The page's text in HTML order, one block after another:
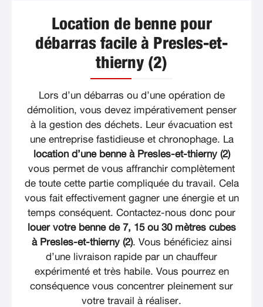
Location de benne pour
débarras facile à Presles-et-
thierny (2)
Lors d’un débarras ou d’une opération de
démolition, vous devez impérativement penser
à la gestion des déchets. Leur évacuation est
une entreprise fastidieuse et chronophage. La
location d’une benne à Presles-et-thierny (2)
vous permet de vous affranchir complètement
de toute cette partie compliquée du travail. Cela
vous fait effectivement gagner une énergie et un
temps conséquent. Contactez-nous donc pour
louer votre benne de 7, 15 ou 30 mètres cubes
à Presles-et-thierny (2). Vous bénéficiez ainsi
d’une livraison rapide par un chauffeur
expérimenté et très habile. Vous pourrez en
conséquence vous concentrer pleinement sur
votre travail à réaliser.